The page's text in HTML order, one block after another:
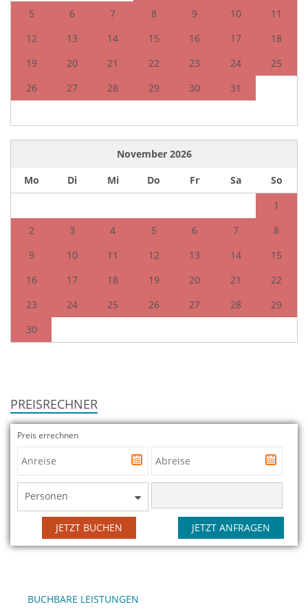
5
6 7 8 9 10
11
12
13 14 15 16 17
18
19
20 21 22 23 24
25
26
27 28 29 30 31
November 2026
Mo
Di Mi Do Fr Sa
So
1
2
3 4 5 6 7
8
9
10 11 12 13 14
15
16
17 18 19 20 21
22
23
24 25 26 27 28
29
30
PREISRECHNER
Preis errechnen
Personen
JETZT ANFRAGEN
JETZT BUCHEN
BUCHBARE LEISTUNGEN